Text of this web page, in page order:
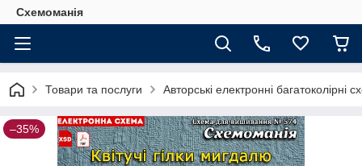
Схемоманія
Товари та послуги Авторські електронні
–35%